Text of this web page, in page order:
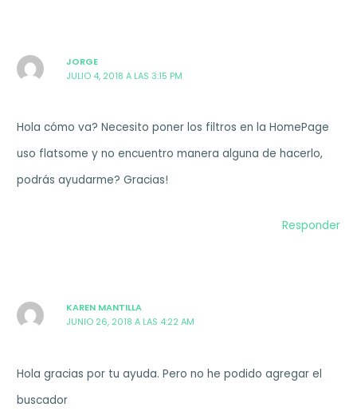
JORGE
JULIO 4, 2018 A LAS 3:15 PM
Hola cómo va? Necesito poner los filtros en la HomePage
uso flatsome y no encuentro manera alguna de hacerlo,
podrás ayudarme? Gracias!
Responder
KAREN MANTILLA
JUNIO 26, 2018 A LAS 4:22 AM
Hola gracias por tu ayuda. Pero no he podido agregar el
buscador